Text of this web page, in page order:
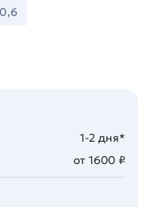
1-2 дня*
от 1600 ₽